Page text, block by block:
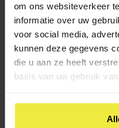
om ons websiteverkeer
informatie over uw
voor social media,
kunnen deze gegevens
die u aan ze heeft
basis van uw gebruik
Terug naar overzicht